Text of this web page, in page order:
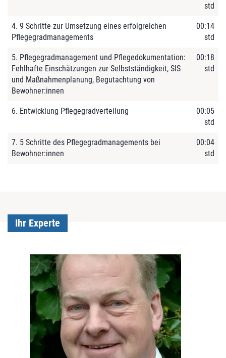
std
4. 9 Schritte zur Umsetzung eines erfolgreichen
Pflegegradmanagements
00:14
std
5. Pflegegradmanagement und Pflegedokumentation:
Fehlhafte Einschätzungen zur Selbstständigkeit, SIS
und Maßnahmenplanung, Begutachtung von
Bewohner:innen
00:18
std
6. Entwicklung Pflegegradverteilung
00:05
std
7. 5 Schritte des Pflegegradmanagements bei
Bewohner:innen
00:04
std
Ihr Experte